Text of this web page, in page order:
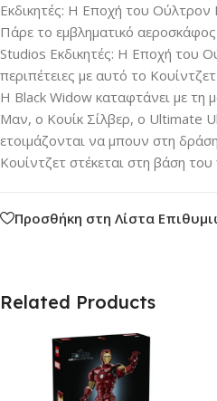
Εκδικητές: Η Εποχή του Ούλτρον
Πάρε το εμβληματικό
Studios Εκδικητές: Η Εποχή του
περιπέτειες με αυτό το
Η Black Widow καταφτάνει με τη
Μαν, ο Κουίκ Σίλβερ, ο Ultimate
ετοιμάζονται να μπουν στη
Κουίντζετ στέκεται στη βάση
Προσθήκη στη Λίστα
Related Products